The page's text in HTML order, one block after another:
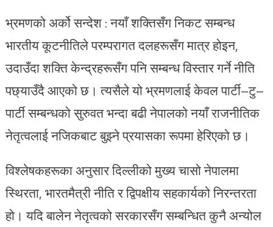
भ्रमणको अर्को सन्देश : नयाँ शक्तिसँग निकट सम्बन्ध
भारतीय कूटनीतिले परम्परागत दलहरूसँग मात्र होइन,
उदाउँदा शक्ति केन्द्रहरूसँग पनि सम्बन्ध विस्तार गर्ने नीति
पछ्याउँदै आएको छ। त्यसैले यो भ्रमणलाई केवल पार्टी–टु–
पार्टी सम्बन्धको सुरुवत भन्दा बढी नेपालको नयाँ राजनीतिक
नेतृत्वलाई नजिकबाट बुझ्ने प्रयासका रूपमा हेरिएको छ।
विश्लेषकहरूका अनुसार दिल्लीको मुख्य चासो नेपालमा
स्थिरता, भारतमैत्री नीति र द्विपक्षीय सहकार्यको निरन्तरता
हो। यदि बालेन नेतृत्वको सरकारसँग सम्बन्धित कुनै अन्योल